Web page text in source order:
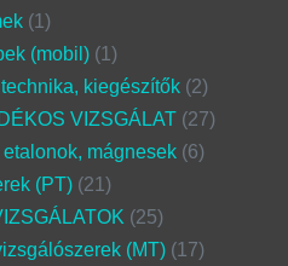
1
(mobil) 1
kiegészítők 2
VIZSGÁLAT 27
mágnesek 6
(PT) 21
25
(MT) 17